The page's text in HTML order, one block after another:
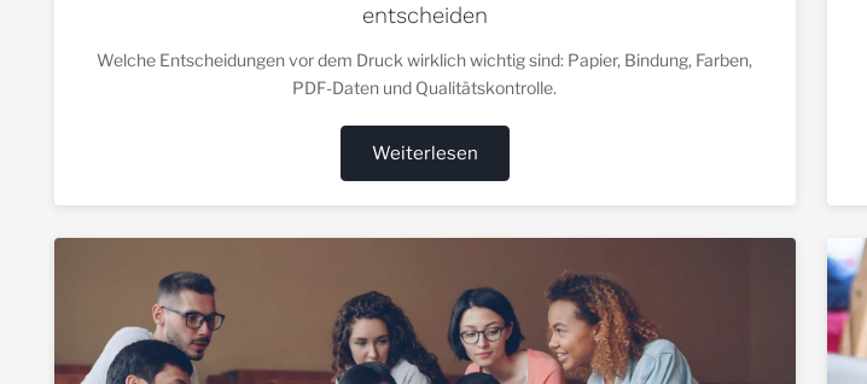
entscheiden
Welche Entscheidungen vor dem Druck wirklich wichtig sind: Papier, Bindung, Farben,
PDF-Daten und Qualitätskontrolle.
Weiterlesen